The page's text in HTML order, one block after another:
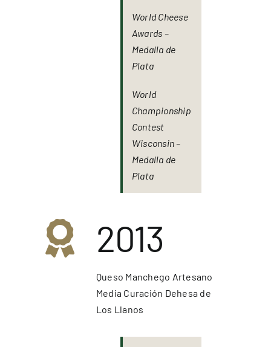
World Cheese
Awards –
Medalla de
Plata
World
Championship
Contest
Wisconsin –
Medalla de
Plata
2013
Queso Manchego Artesano
Media Curación Dehesa de
Los Llanos